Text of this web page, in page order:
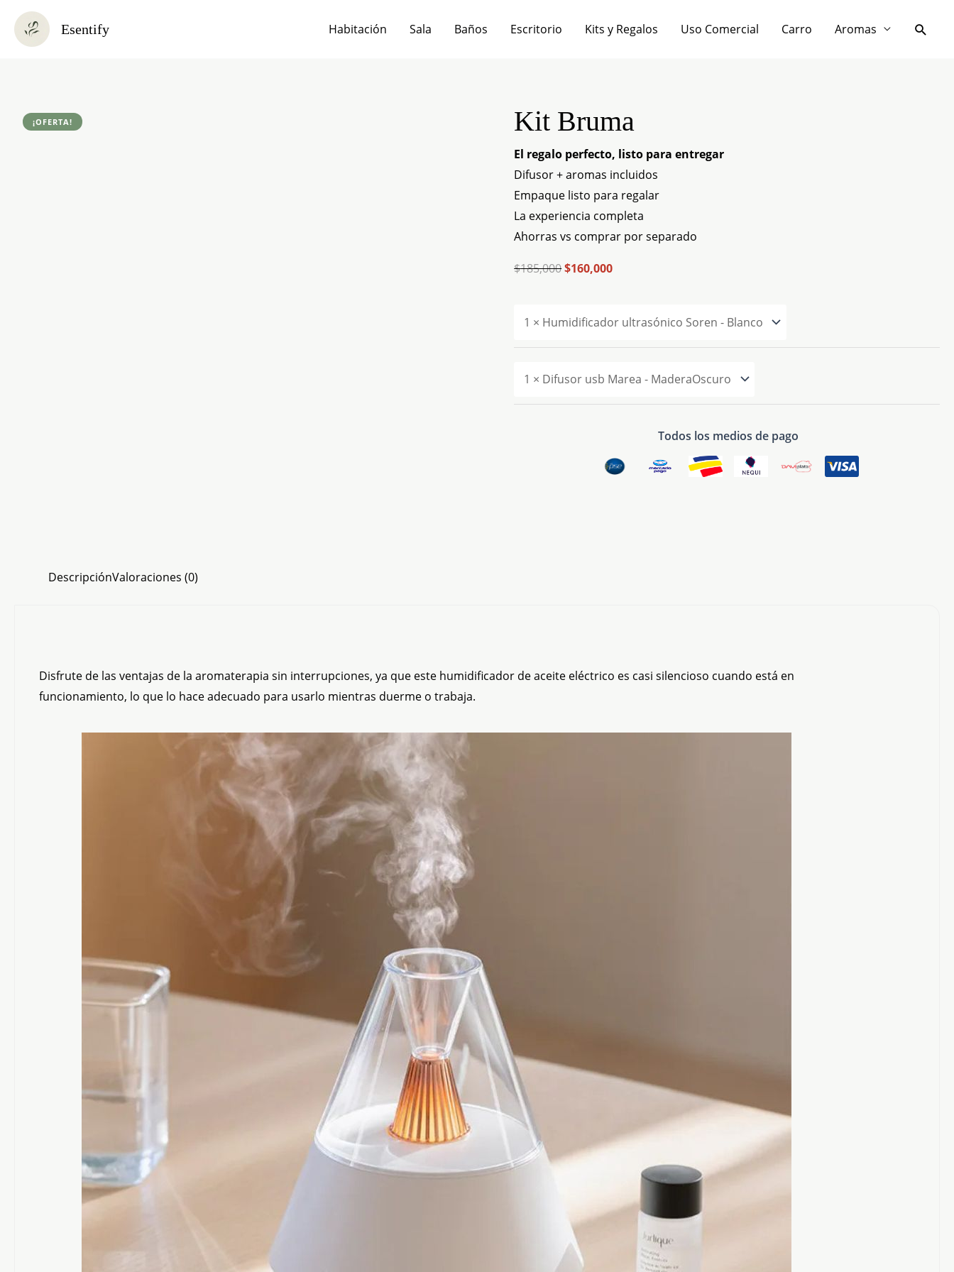
contenido
Esentify Habitación Sala Baños Escritorio Kits y Regalos Uso Comercial Carro Aromas
¡OFERTA! Kit Bruma
El regalo perfecto, listo para entregar
Difusor + aromas incluidos
Empaque listo para regalar
La experiencia completa
Ahorras vs comprar por separado
$185,000
El
precio
original
era:
$185,000.
$160,000
El
precio
actual
es:
$160,000.
Todos los medios de pago
DescripciónValoraciones (0)
Disfrute de las ventajas de la aromaterapia sin interrupciones, ya que este humidificador de aceite eléctrico es casi silencioso cuando está en
funcionamiento, lo que lo hace adecuado para usarlo mientras duerme o trabaja.